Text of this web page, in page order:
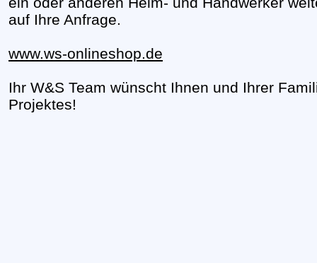
auf Ihre Anfrage.
www.ws-onlineshop.de
Ihr W&S Team wünscht Ihnen und Ihrer
Projektes!